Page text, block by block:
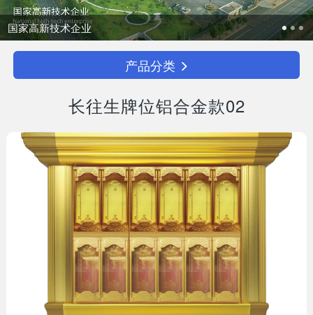
追求生命圆满，传承中华孝道！
产品分类
长往生牌位铝合金款02